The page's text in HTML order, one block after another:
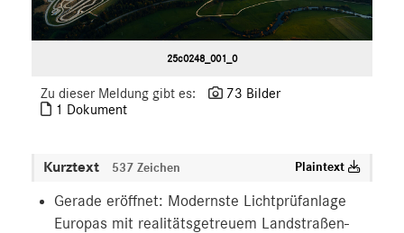
25c0248_001_0
Zu dieser Meldung gibt es:
73 Bilder
1 Dokument
Kurztext 537 Zeichen Plaintext
Gerade eröffnet: Modernste Lichtprüfanlage
Europas mit realitätsgetreuem Landstraßen-